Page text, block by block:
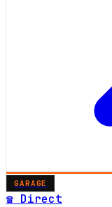
GARAGE
☎ Direct